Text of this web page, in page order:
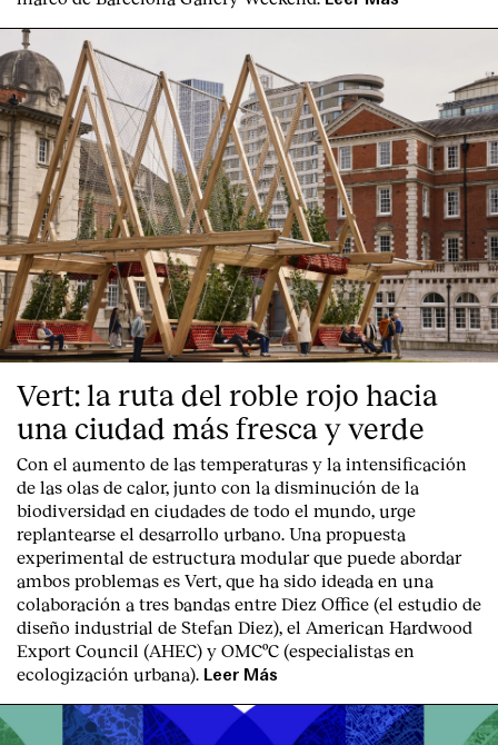
Contacto
Vert: la ruta del roble rojo hacia
una ciudad más fresca y verde
Con el aumento de las temperaturas y la intensificación
de las olas de calor, junto con la disminución de la
biodiversidad en ciudades de todo el mundo, urge
replantearse el desarrollo urbano. Una propuesta
experimental de estructura modular que puede abordar
ambos problemas es Vert, que ha sido ideada en una
colaboración a tres bandas entre Diez Office (el estudio de
diseño industrial de Stefan Diez), el American Hardwood
Export Council (AHEC) y OMCºC (especialistas en
ecologización urbana). Leer Más